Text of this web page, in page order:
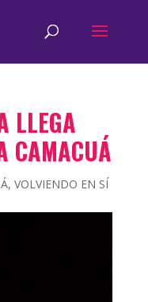
LLEGA
CAMACUÁ
, VOLVIENDO EN SÍ